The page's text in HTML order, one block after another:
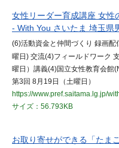
女性リーダー育成講座 女性
- With You さいたま 埼玉県
(6)活動資金と仲間づくり 録画
曜日) 交流(4)フィールドワーク
曜日）講義(4)国立女性教育会館
第3回 8月19日（土曜日）
https://www.pref.saitama.lg.jp/
サイズ：56.793KB
お取り寄せができる「たま